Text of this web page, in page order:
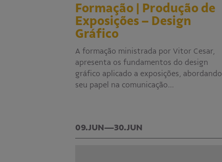
Formação | Produção de
Exposições – Design
Gráfico
A formação ministrada por Vitor Cesar,
apresenta os fundamentos do design
gráfico aplicado a exposições, abordando
seu papel na comunicação…
09.JUN—30.JUN